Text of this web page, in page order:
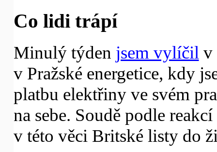
Co lidi trápí
Minulý týden jsem vylíčil v
v Pražské energetice, kdy
platbu elektřiny ve svém
na sebe. Soudě podle
v této věci Britské listy do